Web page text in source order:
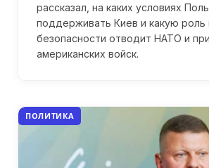
рассказал, на каких условиях
поддерживать Киев и какую роль
безопасности отводит НАТО и
американских войск.
ПОЛИТИКА